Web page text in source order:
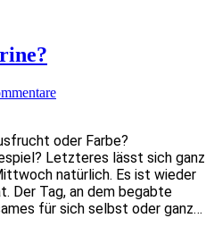
oder Farbe?
Letzteres lässt sich ganz
natürlich. Es ist wieder
Der Tag, an dem begabte
für sich selbst oder ganz…